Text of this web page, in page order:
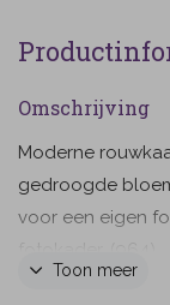
Omschrijving
Moderne
gedroogde
voor een eigen
Toon meer